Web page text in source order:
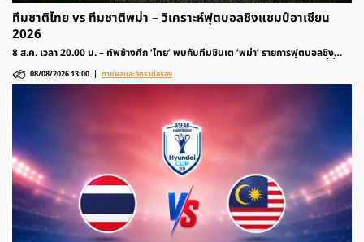
ทีมชาติไทย vs ทีมชาติพม่า – วิเคราะห์ฟุตบอลชิงแชมป์อาเซียน
2026
8 ส.ค. เวลา 20.00 น. – ทัพช้างศึก ‘ไทย’ พบกับทีมชินเต ‘พม่า’ รายการฟุตบอลชิง
08/08/2026 13:00 ทายผลและอัตราต่อรอง